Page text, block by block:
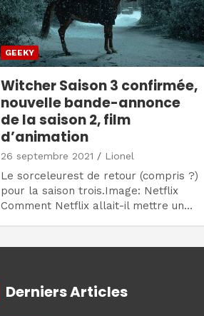
GEEKY
Witcher Saison 3 confirmée,
nouvelle bande-annonce
de la saison 2, film
d’animation
26 septembre 2021 Lionel
Le sorceleurest de retour (compris ?)
pour la saison trois.Image: Netflix
Comment Netflix allait-il mettre un…
Derniers Articles